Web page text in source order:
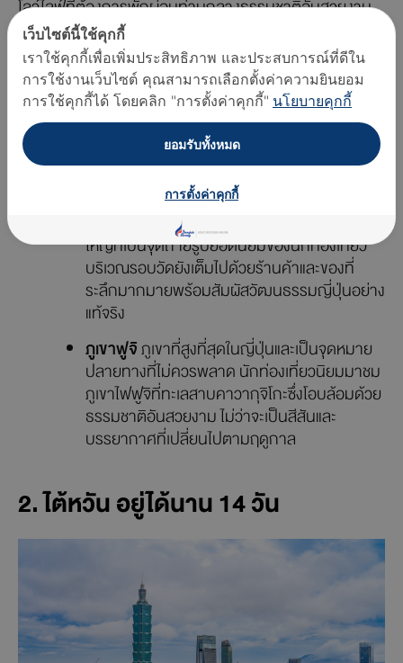
โลว์ไลฟ์ที่ต้องการพักผ่อนท่ามกลางธรรมชาติอันสวยงาม
ญี่ปุ่นมีทุกอย่างให้คุณได้สัมผัสอย่างครบครัน
โตเกียวทาวเวอร์หอคอยที่เป็นสัญลักษณ์ของ
โตเกียว ที่นี่สามารถขึ้นไปชมวิวทิวทัศน์ของเมือง
โตเกียวได้จากมุมสูงทำให้การมาเยือนที่นี่เป็น
ประสบการณ์ที่น่าจดจำ
วัดที่ศักดิ์สิทธิ์ท่ามกลางความ
คึกคักของเมืองใหญ่ สามารถไหว้พระขอพรเพื่อ
ความเป็นสิริมงคลได้ ด้านหน้าวัดมีโคมไฟขนาด
ใหญ่ที่เป็นจุดถ่ายรูปยอดนิยมของนักท่องเที่ยว
บริเวณรอบวัดยังเต็มไปด้วยร้านค้าและของที่
ระลึกมากมายพร้อมสัมผัสวัฒนธรรมญี่ปุ่นอย่าง
แท้จริง
ภูเขาฟูจิภูเขาที่สูงที่สุดในญี่ปุ่นและเป็นจุดหมาย
ปลายทางที่ไม่ควรพลาด นักท่องเที่ยวนิยมมาชม
ภูเขาไฟฟูจิที่ทะเลสาบคาวากุจิโกะซึ่งโอบล้อมด้วย
ธรรมชาติอันสวยงาม ไม่ว่าจะเป็นสีสันและ
บรรยากาศที่เปลี่ยนไปตามฤดูกาล
2. ไต้หวัน อยู่ได้นาน 14 วัน
เว็บไซต์นี้ใช้คุกกี้
เราใช้คุกกี้เพื่อเพิ่มประสิทธิภาพ และประสบการณ์ที่ดีใน
การใช้งานเว็บไซต์ คุณสามารถเลือกตั้งค่าความยินยอม
การใช้คุกกี้ได้ โดยคลิก "การตั้งค่าคุกกี้" นโยบายคุกกี้
ยอมรับทั้งหมด
การตั้งค่าคุกกี้